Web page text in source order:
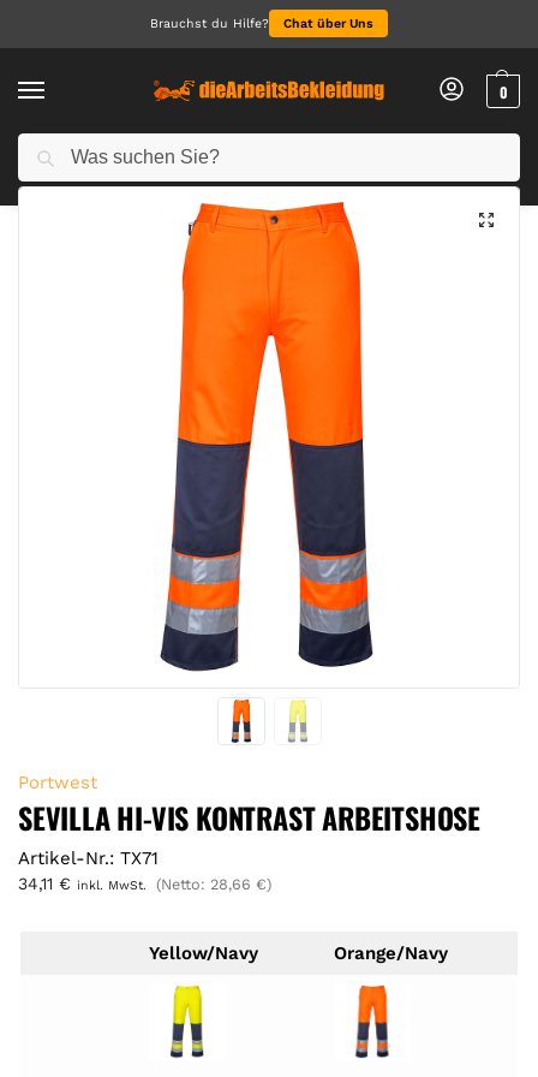
Brauchst du Hilfe? Chat über Uns
0
Start Arbeitskleidung Herren
Portwest
SEVILLA HI-VIS KONTRAST ARBEITSHOSE
Artikel-Nr.: TX71
34,11 € inkl. MwSt. (Netto: 28,66 €)
Yellow/Navy Orange/Navy